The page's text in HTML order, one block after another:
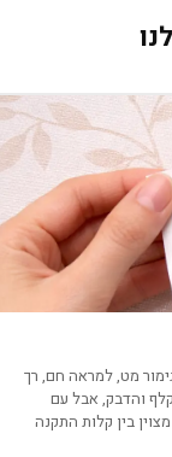
מט, למראה חם, רך
קלף והדבק, אבל עם
בין קלות התקנה